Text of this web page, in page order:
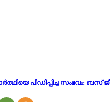
പീഡിപ്പിച്ച സംഭവം: ബസ്